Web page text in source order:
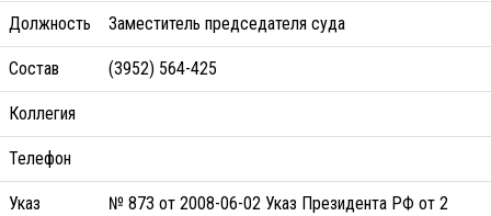
Должность Заместитель председателя суда
Состав (3952) 564-425
Коллегия
Телефон
Указ
№ 873 от 2008-06-02 Указ Президента РФ от 2